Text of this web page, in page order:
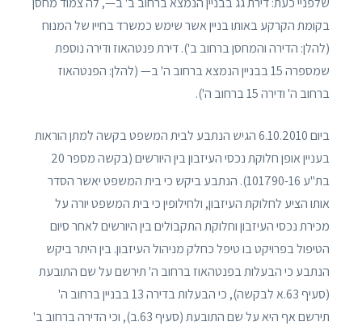
בקומת הקרקע באותו בניין אשר שימש כמשרד בחייו של המנוח
(להלן: הדירה והמחסן ברחוב ב'). דירת פנטהאוז ודירה נוספת
שמספרה 15 בבניין הנמצא ברחוב ה' ב— (להלן: הפנטהאוז
ברחוב ה' ודירה 15 ברחוב ה').
ביום 6.10.2010 הגיש הנתבע לבית המשפט בקשה למתן הוראות
בעניין אופן חלוקת נכסי העיזבון בין היורשים (בקשה מספר 20
בת"ע 101790-16). הנתבע ביקש כי בית המשפט יאשר הסדר
אותו הציע לחלוקת העיזבון, ולחילופין כי בית המשפט יורה על
מכירת נכסי העיזבון וחלוקת התקבולים בין היורשים לאחר סיום
הטיפול בפרויקט בו טיפל כחלק מניהול העיזבון. בין היתר ביקש
הנתבע כי הבעלות בפנטהאוז ברחוב ה' תירשם על שם התובעת
(סעיף 63.א לבקשה), כי הבעלות בדירה 13 בבניין ברחוב ה'
תירשם אף היא על שם התובעת (סעיף 63.ב), וכי הדירה ברחוב ב'